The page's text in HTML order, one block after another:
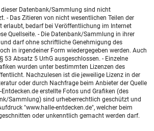
dieser Datenbank/Sammlung sind nicht
- Das Zitieren von nicht wesentlichen Teilen der
erlaubt, bedarf bei Veröffentlichung im Internet
Quellseite. - Die Datenbank/Sammlung in ihrer
darf ohne schriftliche Genehmigung des
in irgendeiner Form wiedergegeben werden. Auch
53 Absatz 5 UrhG ausgeschlossen. - Einzelne
wurden unter bestimmten Lizenzen des
Nachzulesen ist die jeweilige Lizenz in der
oder durch Nachfrage beim Anbieter der Quelle
erstellte Fotos und Grafiken (des
Sammlung) sind urheberrechtlich geschützt und
"www.halle-entdecken.de", welcher beim
oder unkenntlich gemacht werden darf.